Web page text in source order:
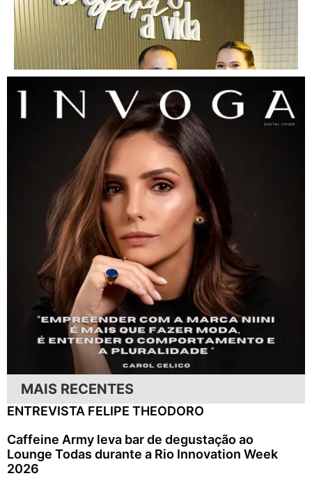
MAIS RECENTES
ENTREVISTA FELIPE THEODORO
Caffeine Army leva bar de degustação ao
Lounge Todas durante a Rio Innovation Week
2026